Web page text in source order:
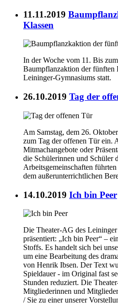
11.11.2019
Klassen
In der Woche vom 11. Bis
Baumpflanzaktion der fünften
Leininger-Gymnasiums statt.
26.10.2019 Tag der
Am Samstag, dem 26.
zum Tag der offenen Tür ein.
Mitmachangebote oder
die Schülerinnen und Schüler
Arbeitsgemeinschaften
dem außerunterrichtlichen
14.10.2019 Ich bin Peer
Die Theater-AG des
präsentiert: „Ich bin Peer“ –
Stoffs. Es handelt sich bei
um eine Bearbeitung des
von Henrik Ibsen. Der Text
Spieldauer - im Original fast
Stunden reduziert. Die
Mitgliederinnen und
/ Sie zu einer unserer